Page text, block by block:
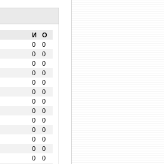
И
О
0
0
0
0
0
0
0
0
0
0
0
0
0
0
0
0
0
0
0
0
0
0
0
0
0
0